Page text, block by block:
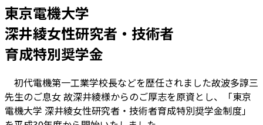
東京電機大学
深井綾女性研究者・技術者
育成特別奨学金
初代電機第一工業学校長などを歴任されました故波多諄三
先生のご息女 故深井綾様からのご厚志を原資とし、「東京
電機大学 深井綾女性研究者・技術者育成特別奨学金制度」